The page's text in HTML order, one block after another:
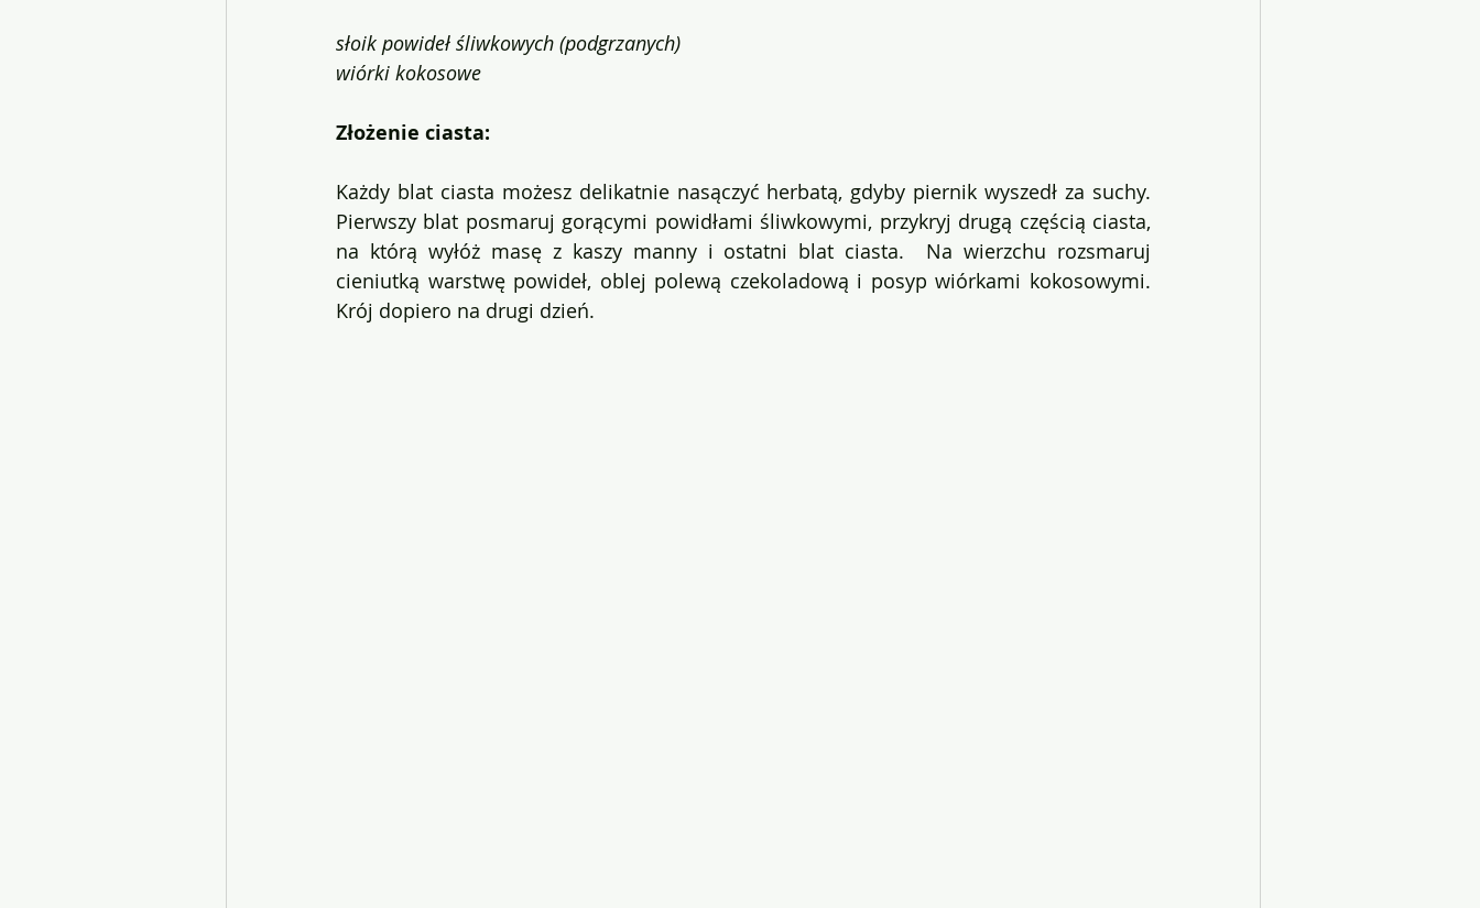
słoik powideł śliwkowych (podgrzanych)
wiórki kokosowe
Złożenie ciasta:
Każdy blat ciasta możesz delikatnie nasączyć herbatą, gdyby piernik wyszedł za suchy.
Pierwszy blat posmaruj gorącymi powidłami śliwkowymi, przykryj drugą częścią ciasta,
na którą wyłóż masę z kaszy manny i ostatni blat ciasta.  Na wierzchu rozsmaruj
cieniutką warstwę powideł, oblej polewą czekoladową i posyp wiórkami kokosowymi.
Krój dopiero na drugi dzień.